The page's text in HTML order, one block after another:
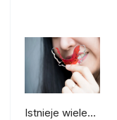
Istnieje wiele…